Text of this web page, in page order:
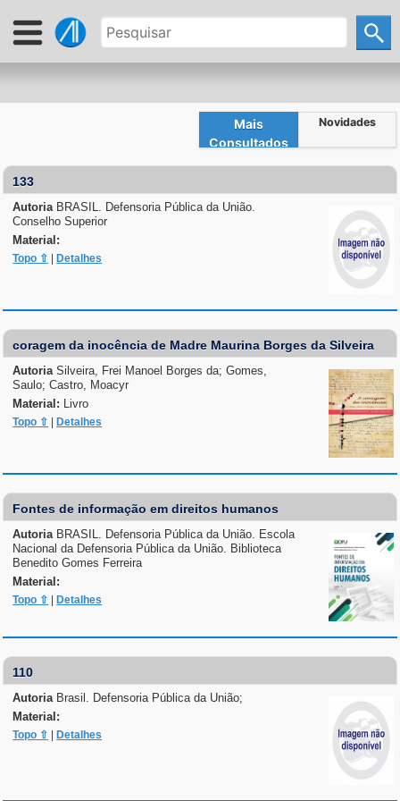
Mais
Consultados
Novidades
133
Autoria BRASIL. Defensoria Pública da União.
Conselho Superior
Material:
Topo ⇧ Detalhes
coragem da inocência de Madre Maurina Borges da Silveira
AutoriaSilveira, Frei Manoel Borges da; Gomes,
Saulo; Castro, Moacyr
Material:
Livro
Topo ⇧ Detalhes
Fontes de informação em direitos humanos
Autoria BRASIL. Defensoria Pública da União. Escola
Nacional da Defensoria Pública da União. Biblioteca
Benedito Gomes Ferreira
Material:
Topo ⇧ Detalhes
110
Autoria Brasil. Defensoria Pública da União;
Material:
Topo ⇧ Detalhes